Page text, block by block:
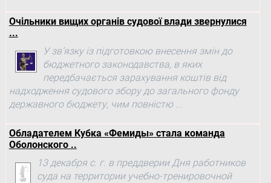
Очільники вищих органів судової влади звернулися
...
У зв’язку із підготовкою внесення змін до
бюджетного законодавства, в яких
передбачається зарахування коштів від
надходження судового збору до загального фонду
державного бюджету, чим повністю ...
Обладателем Кубка «Фемиды» стала команда
Оболонского ..
13 декабря с. г. в преддверии Дня работников
суда на территории учебно-тренировочной